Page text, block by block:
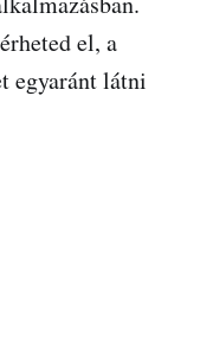
el, a
egyaránt látni